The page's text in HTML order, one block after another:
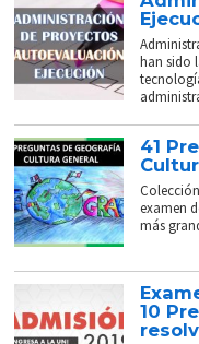
han sido
41
examen
más
10